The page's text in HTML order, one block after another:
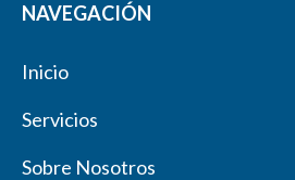
NAVEGACIÓN
Inicio
Servicios
Sobre Nosotros